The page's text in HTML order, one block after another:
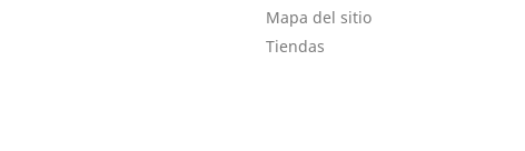
Mapa del sitio
Tiendas